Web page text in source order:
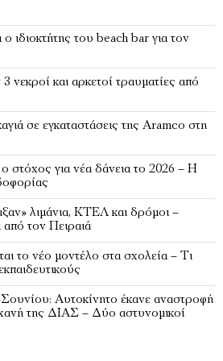
ιδιοκτήτης του beach bar για τον
νεκροί και αρκετοί τραυματίες από
σε εγκαταστάσεις της Aramco στη
στόχος για νέα δάνεια το 2026 – Η
λιμάνια, ΚΤΕΛ και δρόμοι –
τον Πειραιά
το νέο μοντέλο στα σχολεία – Τι
Αυτοκίνητο έκανε αναστροφή
της ΔΙΑΣ – Δύο αστυνομικοί